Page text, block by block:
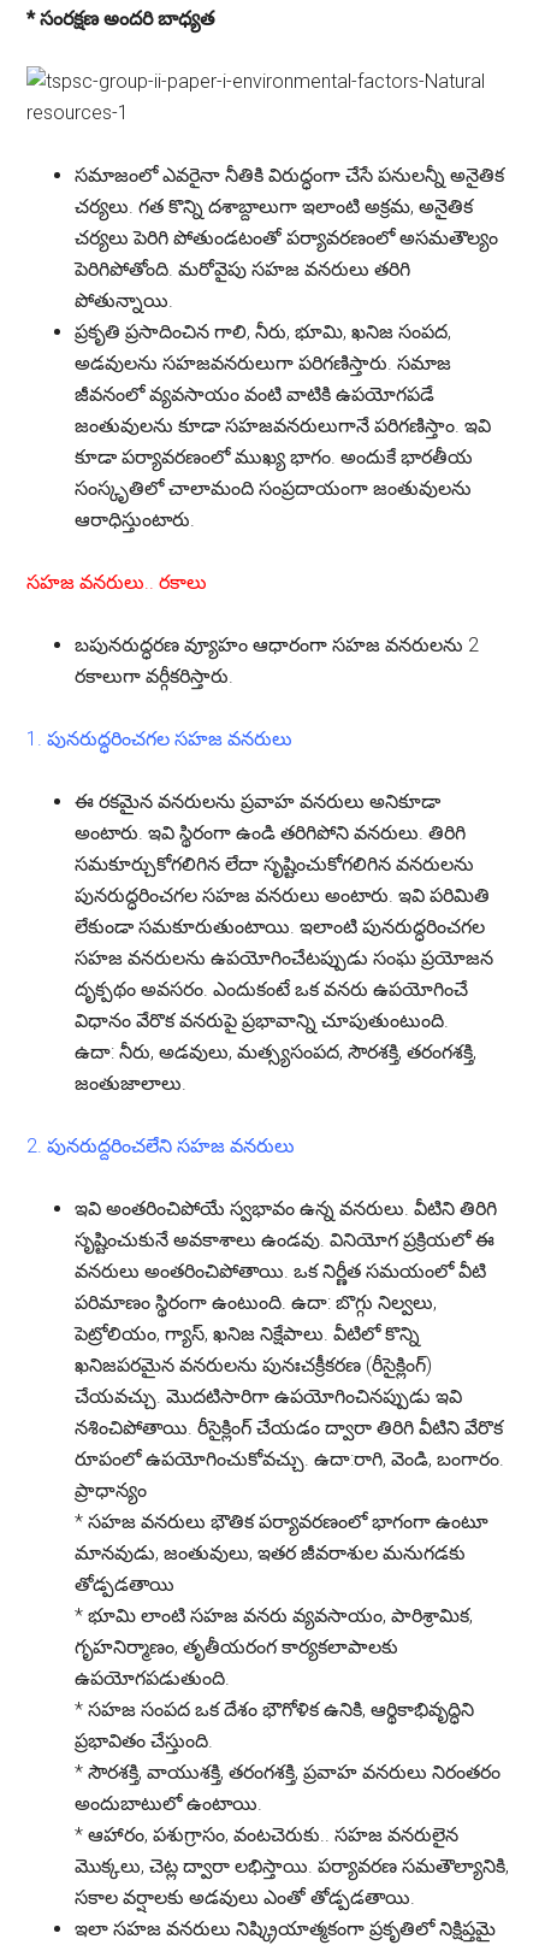
* సంరక్షణ అందరి బాధ్యత
సమాజంలో ఎవరైనా నీతికి విరుద్ధంగా చేసే పనులన్నీ అనైతిక
చర్యలు. గత కొన్ని దశాబ్దాలుగా ఇలాంటి అక్రమ, అనైతిక
చర్యలు పెరిగి పోతుండటంతో పర్యావరణంలో అసమతౌల్యం
పెరిగిపోతోంది. మరోవైపు సహజ వనరులు తరిగి
పోతున్నాయి.
ప్రకృతి ప్రసాదించిన గాలి, నీరు, భూమి, ఖనిజ సంపద,
అడవులను సహజవనరులుగా పరిగణిస్తారు. సమాజ
జీవనంలో వ్యవసాయం వంటి వాటికి ఉపయోగపడే
జంతువులను కూడా సహజవనరులుగానే పరిగణిస్తాం. ఇవి
కూడా పర్యావరణంలో ముఖ్య భాగం. అందుకే భారతీయ
సంస్కృతిలో చాలామంది సంప్రదాయంగా జంతువులను
ఆరాధిస్తుంటారు.
సహజ వనరులు.. రకాలు
బపునరుద్ధరణ వ్యూహం ఆధారంగా సహజ వనరులను 2
రకాలుగా వర్గీకరిస్తారు.
1. పునరుద్ధరించగల సహజ వనరులు
ఈ రకమైన వనరులను ప్రవాహ వనరులు అనికూడా
అంటారు. ఇవి స్థిరంగా ఉండి తరిగిపోని వనరులు. తిరిగి
సమకూర్చుకోగలిగిన లేదా సృష్టించుకోగలిగిన వనరులను
పునరుద్ధరించగల సహజ వనరులు అంటారు. ఇవి పరిమితి
లేకుండా సమకూరుతుంటాయి. ఇలాంటి పునరుద్ధరించగల
సహజ వనరులను ఉపయోగించేటప్పుడు సంఘ ప్రయోజన
దృక్పథం అవసరం. ఎందుకంటే ఒక వనరు ఉపయోగించే
విధానం వేరొక వనరుపై ప్రభావాన్ని చూపుతుంటుంది.
ఉదా: నీరు, అడవులు, మత్స్యసంపద, సౌరశక్తి, తరంగశక్తి,
జంతుజాలాలు.
2. పునరుద్దరించలేని సహజ వనరులు
ఇవి అంతరించిపోయే స్వభావం ఉన్న వనరులు. వీటిని తిరిగి
సృష్టించుకునే అవకాశాలు ఉండవు. వినియోగ ప్రక్రియలో ఈ
వనరులు అంతరించిపోతాయి. ఒక నిర్ణీత సమయంలో వీటి
పరిమాణం స్థిరంగా ఉంటుంది.ఉదా: బొగ్గు నిల్వలు,
పెట్రోలియం, గ్యాస్, ఖనిజ నిక్షేపాలు. వీటిలో కొన్ని
ఖనిజపరమైన వనరులను పునఃచక్రీకరణ (రీసైక్లింగ్)
చేయవచ్చు. మొదటిసారిగా ఉపయోగించినప్పుడు ఇవి
నశించిపోతాయి. రీసైక్లింగ్ చేయడం ద్వారా తిరిగి వీటిని వేరొక
రూపంలో ఉపయోగించుకోవచ్చు.ఉదా:రాగి, వెండి, బంగారం.
ప్రాధాన్యం
* సహజ వనరులు భౌతిక పర్యావరణంలో భాగంగా ఉంటూ
మానవుడు, జంతువులు, ఇతర జీవరాశుల మనుగడకు
తోడ్పడతాయి
* భూమి లాంటి సహజ వనరు వ్యవసాయం, పారిశ్రామిక,
గృహనిర్మాణం, తృతీయరంగ కార్యకలాపాలకు
ఉపయోగపడుతుంది.
* సహజ సంపద ఒక దేశం భౌగోళిక ఉనికి, ఆర్థికాభివృద్ధిని
ప్రభావితం చేస్తుంది.
* సౌరశక్తి, వాయుశక్తి, తరంగశక్తి, ప్రవాహ వనరులు నిరంతరం
అందుబాటులో ఉంటాయి.
* ఆహారం, పశుగ్రాసం, వంటచెరుకు.. సహజ వనరులైన
మొక్కలు, చెట్ల ద్వారా లభిస్తాయి. పర్యావరణ సమతౌల్యానికి,
సకాల వర్షాలకు అడవులు ఎంతో తోడ్పడతాయి.
ఇలా సహజ వనరులు నిష్క్రియాత్మకంగా ప్రకృతిలో నిక్షిప్తమై